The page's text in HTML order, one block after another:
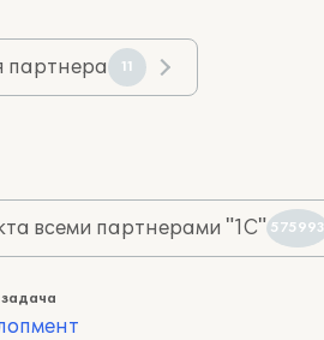
партнера 11
всеми партнерами "1С" 575993